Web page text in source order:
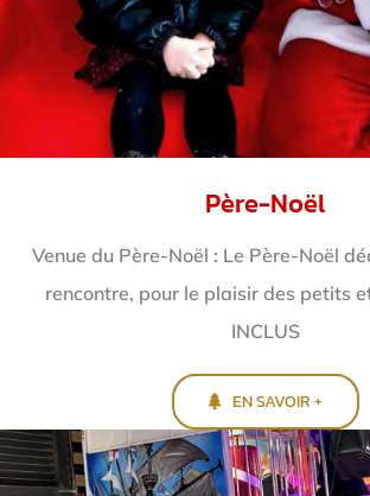
Père-Noël
Venue du Père-Noël : Le Père-Noël
rencontre, pour le plaisir des petits
INCLUS
EN SAVOIR +